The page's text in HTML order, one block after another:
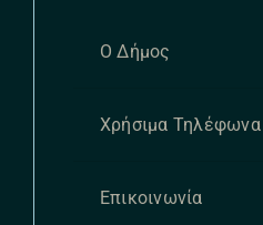
Ο Δήμος
Χρήσιμα Τηλέφωνα
Επικοινωνία